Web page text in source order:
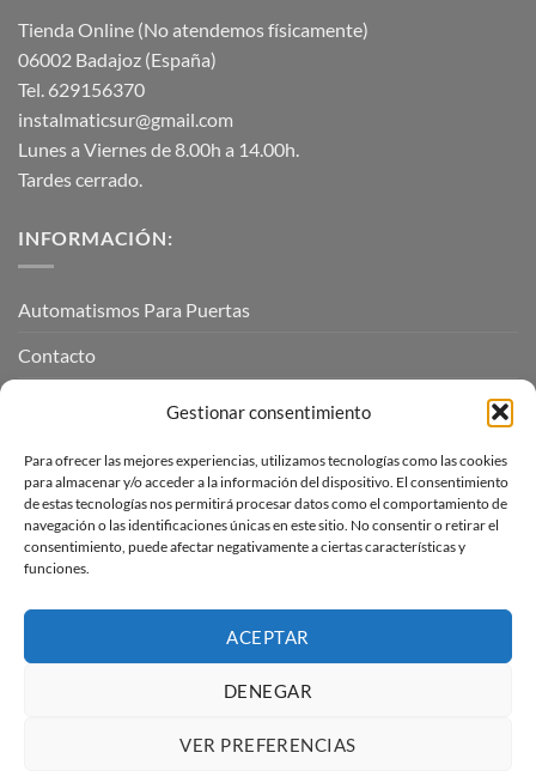
Gestionar consentimiento
Para ofrecer las mejores experiencias, utilizamos tecnologías como las cookies
para almacenar y/o acceder a la información del dispositivo. El consentimiento
de estas tecnologías nos permitirá procesar datos como el comportamiento de
navegación o las identificaciones únicas en este sitio. No consentir o retirar el
consentimiento, puede afectar negativamente a ciertas características y
funciones.
ACEPTAR
DENEGAR
VER PREFERENCIAS
Tienda Online (No atendemos físicamente)
06002 Badajoz (España)
Tel. 629156370
instalmaticsur@gmail.com
Lunes a Viernes de 8.00h a 14.00h.
Tardes cerrado.
INFORMACIÓN:
Automatismos Para Puertas
Contacto
INFORMACIÓN LEGAL
Aviso Legal